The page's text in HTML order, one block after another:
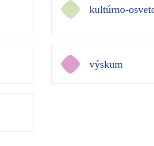
kultúrno-
výskum